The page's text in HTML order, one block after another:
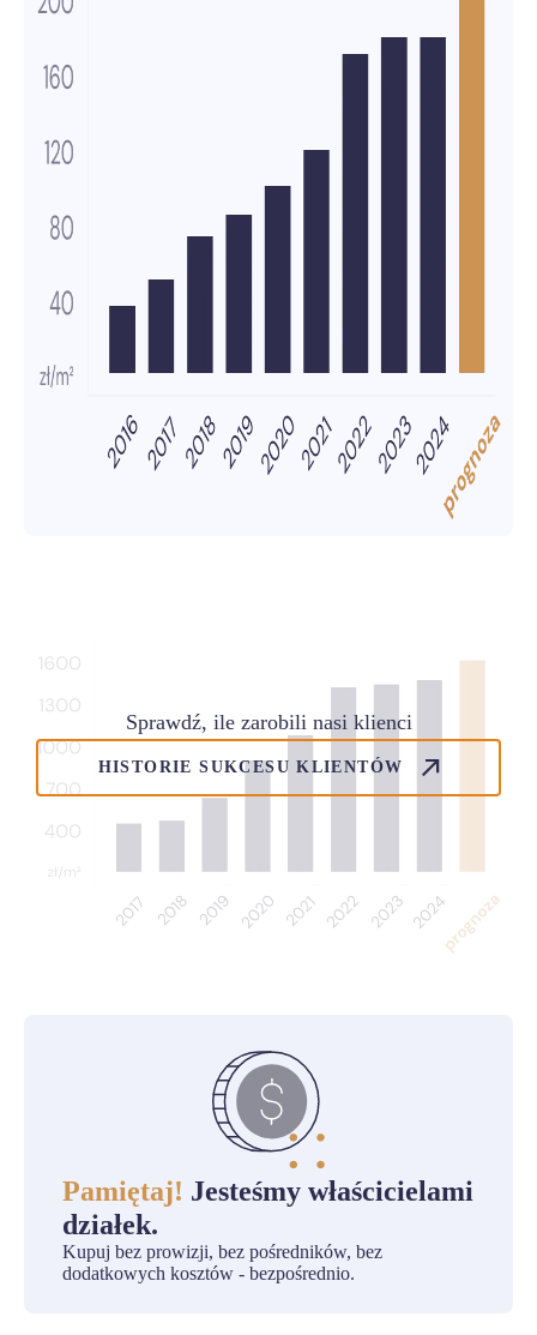
Sprawdź, ile zarobili nasi klienci
HISTORIE SUKCESU KLIENTÓW
Pamiętaj! Jesteśmy właścicielami
działek.
Kupuj bez prowizji, bez pośredników, bez
dodatkowych kosztów - bezpośrednio.